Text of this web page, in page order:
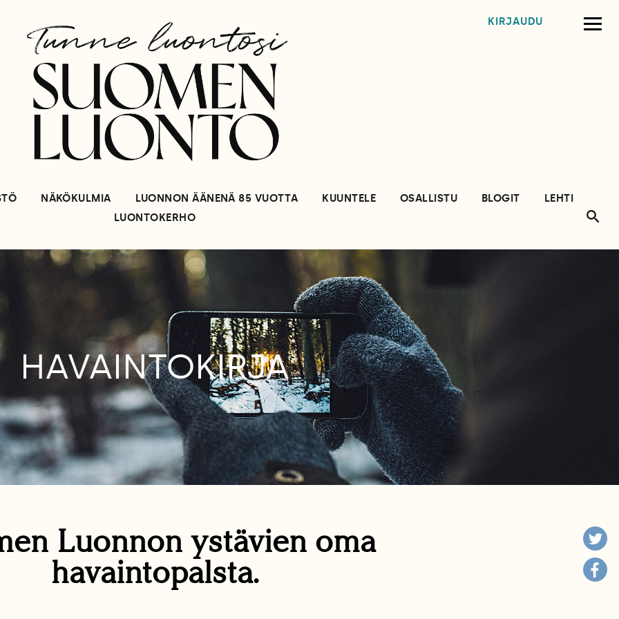
KIRJAUDU
NÄKÖKULMIA LUONNON ÄÄNENÄ 85 VUOTTA KUUNTELE OSALLISTU BLOGIT
LEHTI
LUONTOKERHO
HAVAINTOKIRJA
Luonnon ystävien oma
havaintopalsta.